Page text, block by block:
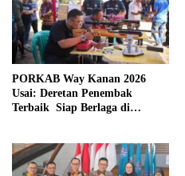
PORKAB Way Kanan 2026
Usai: Deretan Penembak
Terbaik Siap Berlaga di